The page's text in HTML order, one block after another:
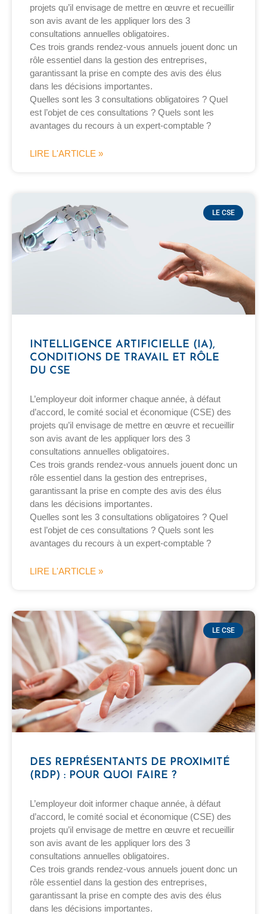
projets qu’il envisage de mettre en œuvre et recueillir
son avis avant de les appliquer lors des 3
consultations annuelles obligatoires.
Ces trois grands rendez-vous annuels jouent donc un
rôle essentiel dans la gestion des entreprises,
garantissant la prise en compte des avis des élus
dans les décisions importantes.
Quelles sont les 3 consultations obligatoires ? Quel
est l’objet de ces consultations ? Quels sont les
avantages du recours à un expert-comptable ?
LIRE L'ARTICLE »
LE CSE
INTELLIGENCE ARTIFICIELLE (IA),
CONDITIONS DE TRAVAIL ET RÔLE
DU CSE
L’employeur doit informer chaque année, à défaut
d’accord, le comité social et économique (CSE) des
projets qu’il envisage de mettre en œuvre et recueillir
son avis avant de les appliquer lors des 3
consultations annuelles obligatoires.
Ces trois grands rendez-vous annuels jouent donc un
rôle essentiel dans la gestion des entreprises,
garantissant la prise en compte des avis des élus
dans les décisions importantes.
Quelles sont les 3 consultations obligatoires ? Quel
est l’objet de ces consultations ? Quels sont les
avantages du recours à un expert-comptable ?
LIRE L'ARTICLE »
LE CSE
DES REPRÉSENTANTS DE PROXIMITÉ
(RDP) : POUR QUOI FAIRE ?
L’employeur doit informer chaque année, à défaut
d’accord, le comité social et économique (CSE) des
projets qu’il envisage de mettre en œuvre et recueillir
son avis avant de les appliquer lors des 3
consultations annuelles obligatoires.
Ces trois grands rendez-vous annuels jouent donc un
rôle essentiel dans la gestion des entreprises,
garantissant la prise en compte des avis des élus
dans les décisions importantes.